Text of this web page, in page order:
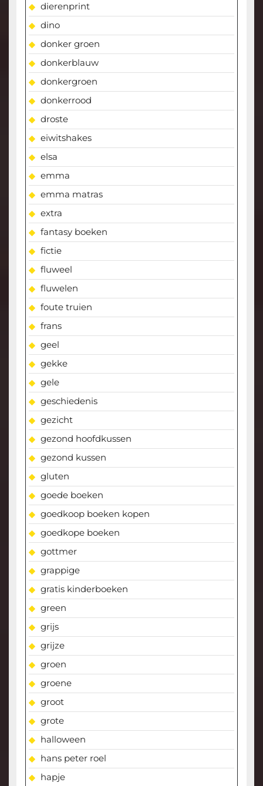
dierenprint
dino
donker groen
donkerblauw
donkergroen
donkerrood
droste
eiwitshakes
elsa
emma
emma matras
extra
fantasy boeken
fictie
fluweel
fluwelen
foute truien
frans
geel
gekke
gele
geschiedenis
gezicht
gezond hoofdkussen
gezond kussen
gluten
goede boeken
goedkoop boeken kopen
goedkope boeken
gottmer
grappige
gratis kinderboeken
green
grijs
grijze
groen
groene
groot
grote
halloween
hans peter roel
hapje